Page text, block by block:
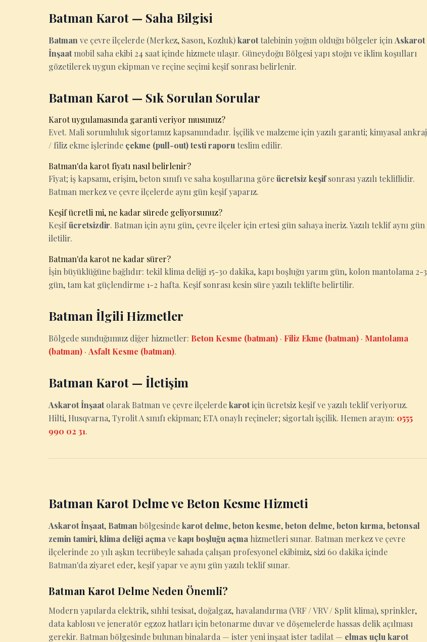
Batman Karot — Saha Bilgisi
Batman ve çevre ilçelerde (Merkez, Sason, Kozluk)karottalebinin yoğun olduğu bölgeler için Askarot
İnşaatmobil saha ekibi 24 saat içinde hizmete ulaşır. Güneydoğu Bölgesi yapı stoğu ve iklim koşulları
gözetilerek uygun ekipman ve reçine seçimi keşif sonrası belirlenir.
Batman Karot — Sık Sorulan Sorular
Karot uygulamasında garanti veriyor musunuz?
Evet. Mali sorumluluk sigortamız kapsamındadır. İşçilik ve malzeme için yazılı garanti; kimyasal ankraj
/ filiz ekme işlerinde çekme (pull-out) testi raporu teslim edilir.
Batman'da karot fiyatı nasıl belirlenir?
Fiyat; iş kapsamı, erişim, beton sınıfı ve saha koşullarına göreücretsiz keşifsonrası yazılı tekliflidir.
Batman merkez ve çevre ilçelerde aynı gün keşif yaparız.
Keşif ücretli mi, ne kadar sürede geliyorsunuz?
Keşifücretsizdir. Batman için aynı gün, çevre ilçeler için ertesi gün sahaya ineriz. Yazılı teklif aynı gün
iletilir.
Batman'da karot ne kadar sürer?
İşin büyüklüğüne bağlıdır: tekil klima deliği 15-30 dakika, kapı boşluğu yarım gün, kolon mantolama 2-3
gün, tam kat güçlendirme 1-2 hafta. Keşif sonrası kesin süre yazılı teklifte belirtilir.
Batman İlgili Hizmetler
Bölgede sunduğumuz diğer hizmetler: Beton Kesme (batman) · Filiz Ekme (batman) · Mantolama
(batman) · Asfalt Kesme (batman).
Batman Karot — İletişim
Askarot İnşaatolarak Batman ve çevre ilçelerdekarotiçin ücretsiz keşif ve yazılı teklif veriyoruz.
Hilti, Husqvarna, Tyrolit A sınıfı ekipman; ETA onaylı reçineler; sigortalı işçilik. Hemen arayın: 0555
990 02 31.
Batman Karot Delme ve Beton Kesme Hizmeti
Askarot İnşaat, Batman bölgesindekarot delme,beton kesme,beton delme,beton kırma,betonsal
zemin tamiri,klima deliği açma vekapı boşluğu açma hizmetleri sunar. Batman merkez ve çevre
ilçelerinde 20 yılı aşkın tecrübeyle sahada çalışan profesyonel ekibimiz, sizi 60 dakika içinde
Batman'da ziyaret eder, keşif yapar ve aynı gün yazılı teklif sunar.
Batman Karot Delme Neden Önemli?
Modern yapılarda elektrik, sıhhi tesisat, doğalgaz, havalandırma (VRF / VRV / Split klima), sprinkler,
data kablosu ve jeneratör egzoz hatları için betonarme duvar ve döşemelerde hassas delik açılması
gerekir. Batman bölgesinde bulunan binalarda — ister yeni inşaat ister tadilat — elmas uçlu karot